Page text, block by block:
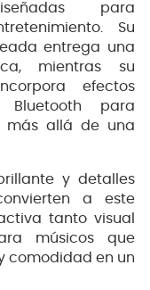
para
Su
entrega una
mientras su
efectos
Bluetooth para
más allá de una
y detalles
a este
tanto visual
músicos que
comodidad en un